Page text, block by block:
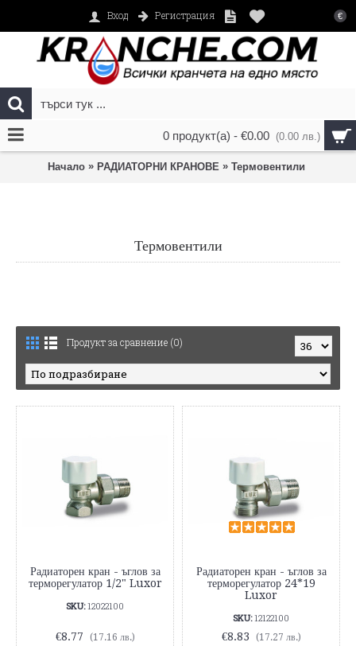
€
Вход Регистрация
0 продукт(а) - €0.00 (0.00 лв.)
Начало » РАДИАТОРНИ КРАНОВЕ » Термовентили
Термовентили
Продукт за сравнение (0)
Радиаторен кран - ъглов за
терморегулатор 1/2" Luxor
SKU:12022100
€8.77 (17.16 лв.)
Радиаторен кран - ъглов за
терморегулатор 24*19
Luxor
SKU:12122100
€8.83 (17.27 лв.)